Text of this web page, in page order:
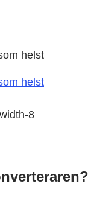
helst
helst
8